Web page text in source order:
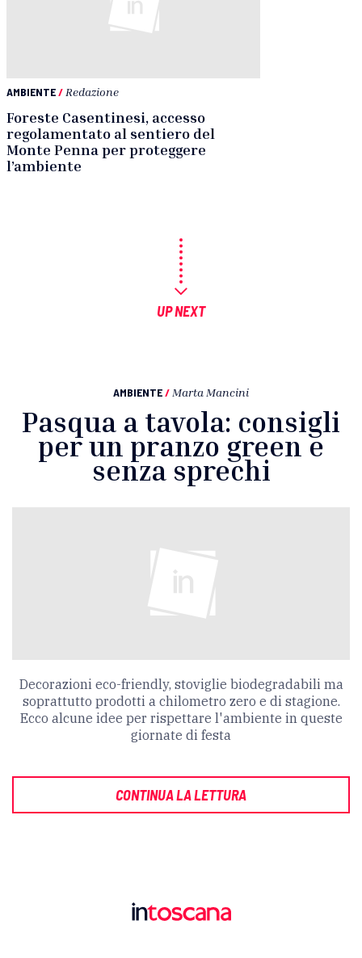
AMBIENTE/ Redazione
Foreste Casentinesi, accesso
regolamentato al sentiero del
Monte Penna per proteggere
l’ambiente
UP NEXT
AMBIENTE/ Marta Mancini
Pasqua a tavola: consigli
per un pranzo green e
senza sprechi
Decorazioni eco-friendly, stoviglie biodegradabili ma
soprattutto prodotti a chilometro zero e di stagione.
Ecco alcune idee per rispettare l'ambiente in queste
giornate di festa
CONTINUA LA LETTURA